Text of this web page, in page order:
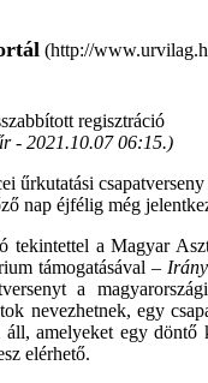
(http://
regisztráció
- 2021.10.07 06:15.)
űrkutatási
nap éjfélig még
tekintettel a Magyar
támogatásával –
a
nevezhetnek, egy
amelyeket egy döntő
elérhető.